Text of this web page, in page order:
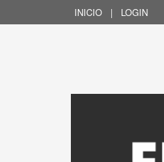
INICIO | LOGIN